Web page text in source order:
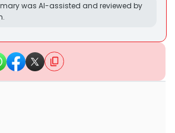
was AI-assisted and reviewed by